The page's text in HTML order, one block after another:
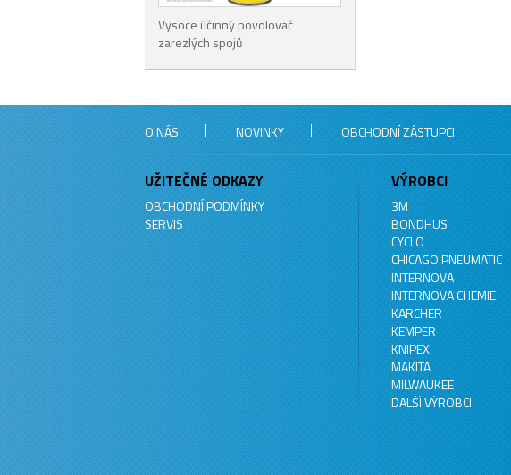
Vysoce účinný povolovač
zarezlých spojů
O NÁS NOVINKY OBCHODNÍ ZÁSTUPCI
UŽITEČNÉ ODKAZY
OBCHODNÍ PODMÍNKY
SERVIS
VÝROBCI
3M
BONDHUS
CYCLO
CHICAGO PNEUMATIC
INTERNOVA
INTERNOVA CHEMIE
KARCHER
KEMPER
KNIPEX
MAKITA
MILWAUKEE
DALŠÍ VÝROBCI